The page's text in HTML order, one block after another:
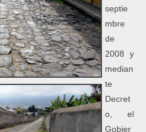
septie
mbre
de
2008 y
median
te
Decret
o, el
Gobier